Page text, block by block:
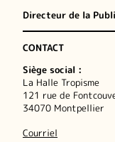
Directeur de la
CONTACT
Siège social :
La Halle Tropisme
121 rue de
34070 Montpellier
Courriel